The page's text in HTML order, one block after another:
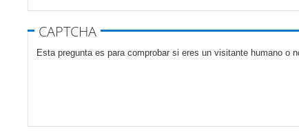
Pestañas verticales
CAPTCHA
Esta pregunta es para comprobar si eres un visitante humano o